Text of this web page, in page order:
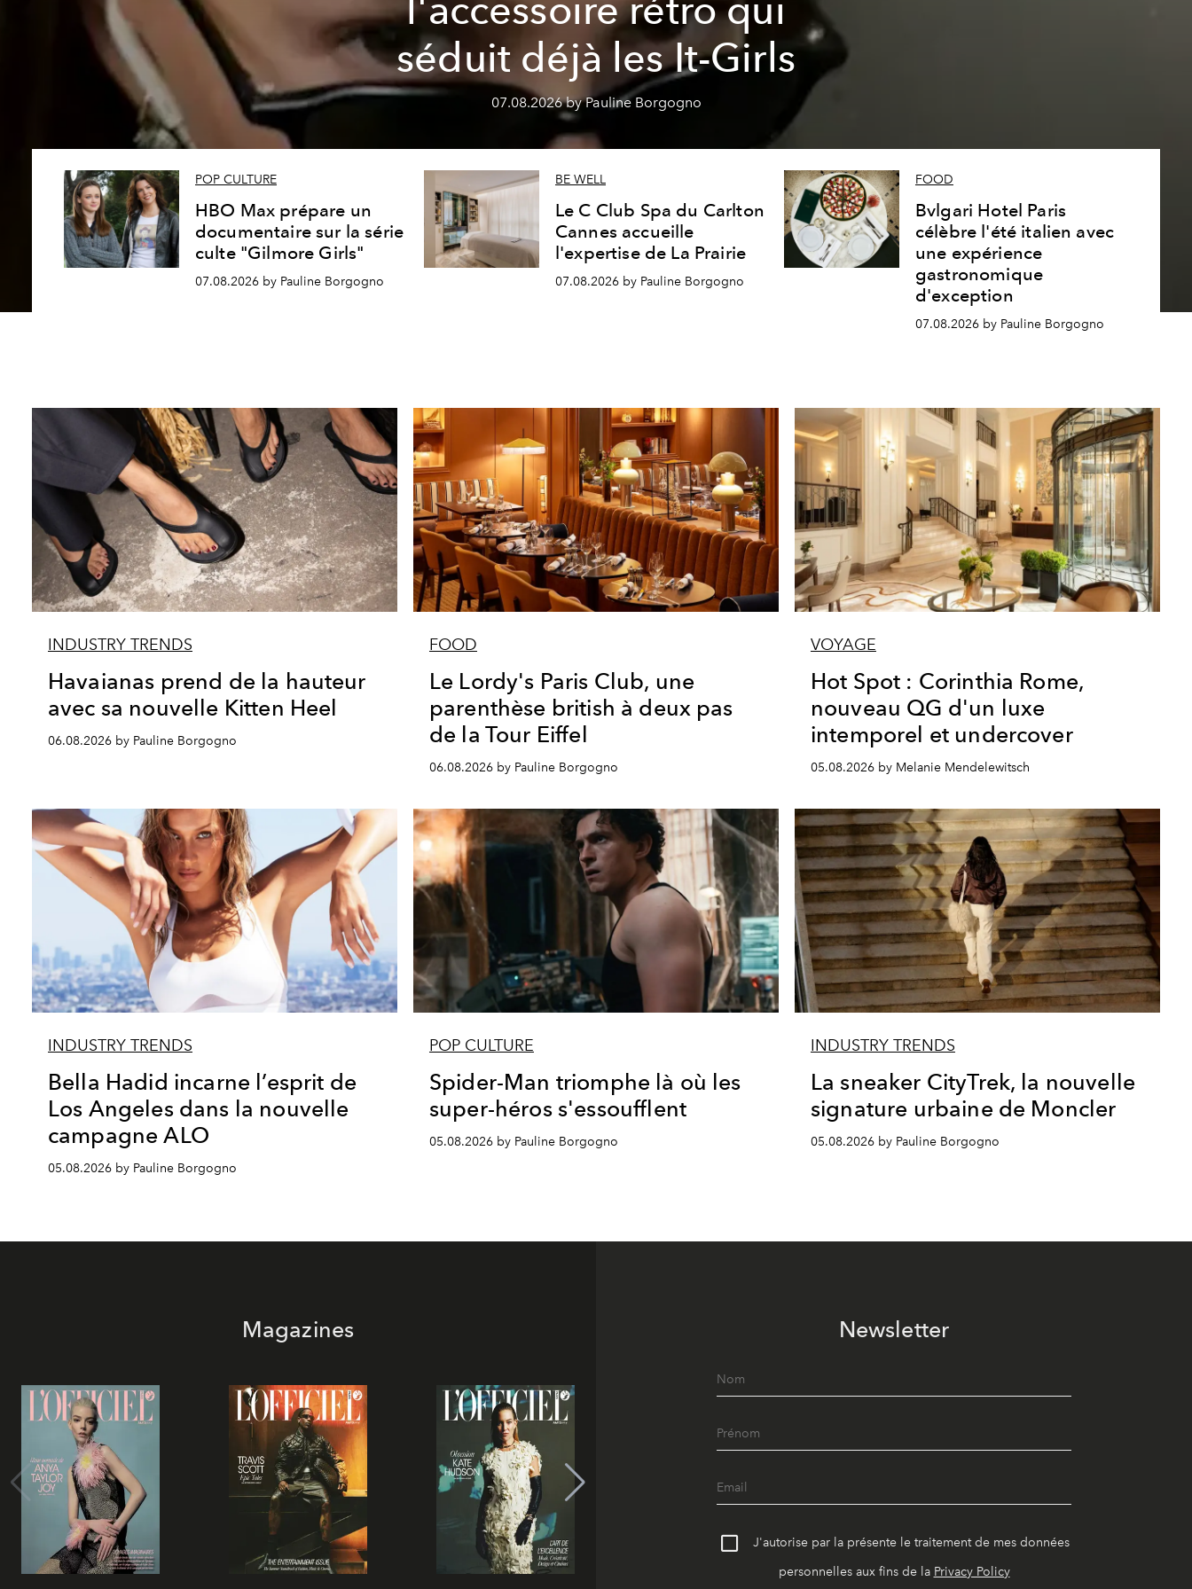
l'accessoire rétro qui
séduit déjà les It-Girls
07.08.2026 by Pauline Borgogno
POP CULTURE
HBO Max prépare un
documentaire sur la série
culte "Gilmore Girls"
07.08.2026 by Pauline Borgogno
BE WELL
Le C Club Spa du Carlton
Cannes accueille
l'expertise de La Prairie
07.08.2026 by Pauline Borgogno
FOOD
Bvlgari Hotel Paris
célèbre l'été italien avec
une expérience
gastronomique
d'exception
07.08.2026 by Pauline Borgogno
INDUSTRY TRENDS
Havaianas prend de la hauteur
avec sa nouvelle Kitten Heel
06.08.2026 by Pauline Borgogno
FOOD
Le Lordy's Paris Club, une
parenthèse british à deux pas
de la Tour Eiffel
06.08.2026 by Pauline Borgogno
VOYAGE
Hot Spot : Corinthia Rome,
nouveau QG d'un luxe
intemporel et undercover
05.08.2026 by Melanie Mendelewitsch
INDUSTRY TRENDS
Bella Hadid incarne l’esprit de
Los Angeles dans la nouvelle
campagne ALO
05.08.2026 by Pauline Borgogno
POP CULTURE
Spider-Man triomphe là où les
super-héros s'essoufflent
05.08.2026 by Pauline Borgogno
INDUSTRY TRENDS
La sneaker CityTrek, la nouvelle
signature urbaine de Moncler
05.08.2026 by Pauline Borgogno
Magazines Newsletter
J'autorise par la présente le traitement de mes données
personnelles aux fins de la Privacy Policy